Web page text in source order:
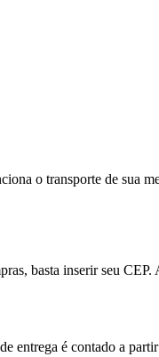
o transporte de sua
basta inserir seu
entrega é contado a